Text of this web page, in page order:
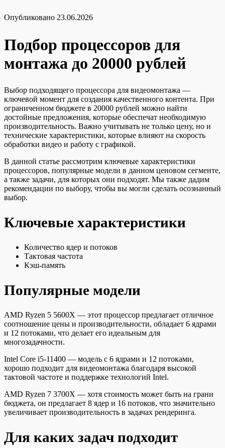
Опубликовано 23.06.2026
Подбор процессоров для
монтажа до 20000 рублей
Выбор подходящего процессора для видеомонтажа —
ключевой момент для создания качественного контента. При
ограниченном бюджете в 20000 рублей можно найти
достойные предложения, которые обеспечат необходимую
производительность. Важно учитывать не только цену, но и
технические характеристики, которые влияют на скорость
обработки видео и работу с графикой.
В данной статье рассмотрим ключевые характеристики
процессоров, популярные модели в данном ценовом сегменте,
а также задачи, для которых они подходят. Мы также дадим
рекомендации по выбору, чтобы вы могли сделать осознанный
выбор.
Ключевые характеристики
Количество ядер и потоков
Тактовая частота
Кэш-память
Популярные модели
AMD Ryzen 5 5600X — этот процессор предлагает отличное
соотношение цены и производительности, обладает 6 ядрами
и 12 потоками, что делает его идеальным для
многозадачности.
Intel Core i5-11400 — модель с 6 ядрами и 12 потоками,
хорошо подходит для видеомонтажа благодаря высокой
тактовой частоте и поддержке технологий Intel.
AMD Ryzen 7 3700X — хотя стоимость может быть на грани
бюджета, он предлагает 8 ядер и 16 потоков, что значительно
увеличивает производительность в задачах рендеринга.
Для каких задач подходит